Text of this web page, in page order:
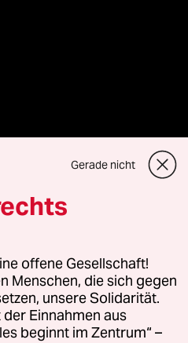
GmbH
Fragen oder für Genehmigungen
Kommune-Richtlinien
Gerade nicht
offene Gesellschaft!
Menschen, die sich gegen
unsere Solidarität.
Einnahmen aus
beginnt im Zentrum“ –